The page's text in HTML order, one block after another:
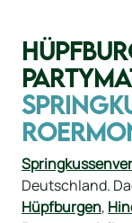
Deutschland.
Hüpfburgen,